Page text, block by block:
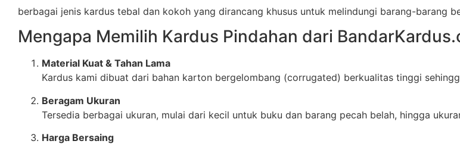
berbagai jenis kardus tebal dan kokoh yang dirancang khusus untuk melindungi barang-barang
Mengapa Memilih Kardus Pindahan dari
Material Kuat & Tahan Lama
Kardus kami dibuat dari bahan karton bergelombang (corrugated) berkualitas tinggi
Beragam Ukuran
Tersedia berbagai ukuran, mulai dari kecil untuk buku dan barang pecah belah, hingga
Harga Bersaing